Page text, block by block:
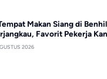
Makan Siang di
Favorit Pekerja
2026